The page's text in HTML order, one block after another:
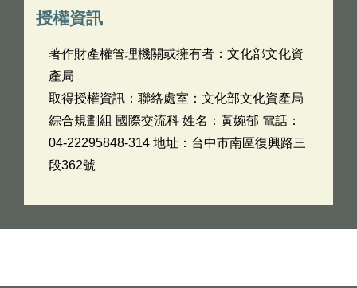
授權資訊
著作財產權管理機關或擁有者：文化部文化資
產局
取得授權資訊：聯絡處室：文化部文化資產局
綜合規劃組 國際交流科 姓名：黃婉郁 電話：
04-22295848-314 地址：台中市南區復興路三
段362號